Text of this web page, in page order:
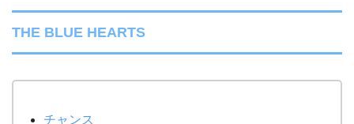
THE BLUE HEARTS
チャンス